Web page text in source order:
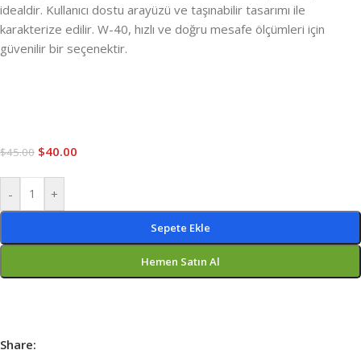
idealdir. Kullanıcı dostu arayüzü ve taşınabilir tasarımı ile
karakterize edilir. W-40, hızlı ve doğru mesafe ölçümleri için
güvenilir bir seçenektir.
$45.00 $40.00
- +
Sepete Ekle
Hemen Satın Al
Share: